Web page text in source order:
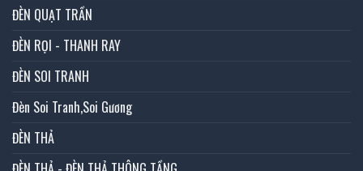
ĐÈN QUẠT TRẦN
ĐÈN RỌI - THANH RAY
ĐÈN SOI TRANH
Đèn Soi Tranh,Soi Gương
ĐÈN THẢ